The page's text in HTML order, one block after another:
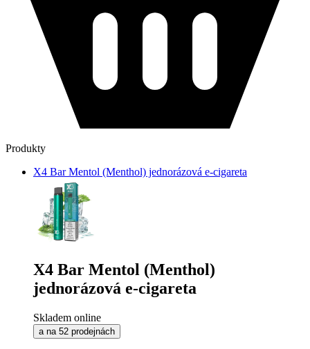
Produkty
X4 Bar Mentol (Menthol) jednorázová e-cigareta
X4 Bar Mentol (Menthol)
jednorázová e-cigareta
Skladem online
a na 52 prodejnách